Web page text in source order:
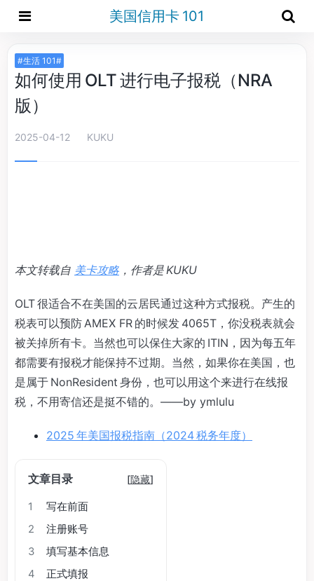
美国信用卡 101
#生活 101#
如何使用 OLT 进行电子报税（NRA
版）
2025-04-12 KUKU
本文转载自 美卡攻略 ，作者是 KUKU
OLT 很适合不在美国的云居民通过这种方式报税。产生的
税表可以预防 AMEX FR 的时候发 4065T，你没税表就会
被关掉所有卡。当然也可以保住大家的 ITIN，因为每五年
都需要有报税才能保持不过期。当然，如果你在美国，也
是属于 NonResident 身份，也可以用这个来进行在线报
税，不用寄信还是挺不错的。——by ymlulu
2025 年美国报税指南（2024 税务年度）
文章目录 [隐藏]
1
写在前面
2
注册账号
3
填写基本信息
4
正式填报